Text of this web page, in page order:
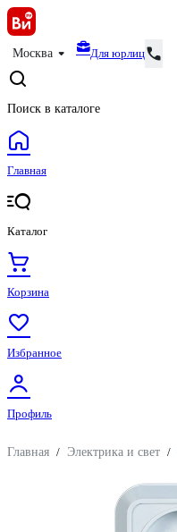
Москва Для юрлиц
Поиск в каталоге
Главная
Каталог
Корзина
Избранное
Профиль
Главная / Электрика и свет /